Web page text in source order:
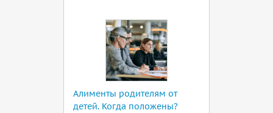
Алименты родителям от
детей. Когда положены?